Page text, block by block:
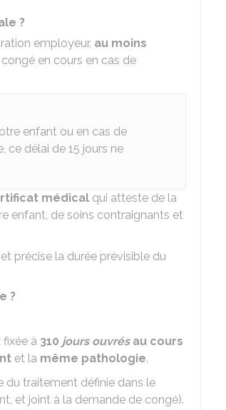
?
employeur, au moins
en cours en cas de
enfant ou en cas de
ce délai de 15 jours ne
médical qui atteste de la
enfant, de soins contraignants et
précise la durée prévisible du
?
à 310 jours ouvrésau cours
et la même pathologie.
du traitement définie dans le
et joint à la demande de congé).